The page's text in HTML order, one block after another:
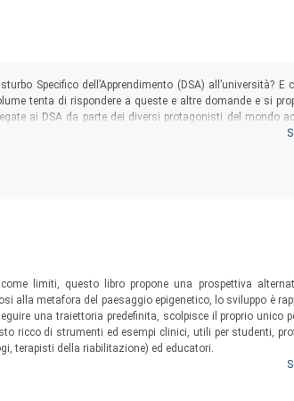
Specifico dell’Apprendimento (DSA) all’università? E
tenta di rispondere a queste e altre domande e si
ai DSA da parte dei diversi protagonisti del mondo
sono impegnate nei servizi di Ateneo per l’inclusione
limiti, questo libro propone una prospettiva
alla metafora del paesaggio epigenetico, lo sviluppo è
una traiettoria predefinita, scolpisce il proprio unico
ricco di strumenti ed esempi clinici, utili per studenti,
terapisti della riabilitazione) ed educatori.